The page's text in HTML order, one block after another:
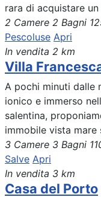
rara di acquistare un
2 Camere 2 Bagni
Pescoluse Apri
In vendita 2 km
Villa
A pochi minuti dalle
ionico e immerso
salentina,
immobile vista
3 Camere 3 Bagni
Salve Apri
In vendita 3 km
Casa del Porto